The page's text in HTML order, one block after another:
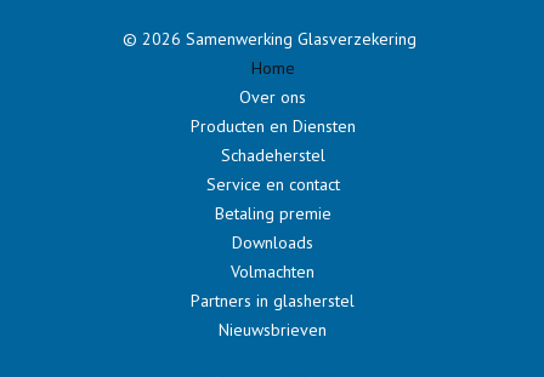
© 2026 Samenwerking Glasverzekering
Home
Over ons
Producten en Diensten
Schadeherstel
Service en contact
Betaling premie
Downloads
Volmachten
Partners in glasherstel
Nieuwsbrieven